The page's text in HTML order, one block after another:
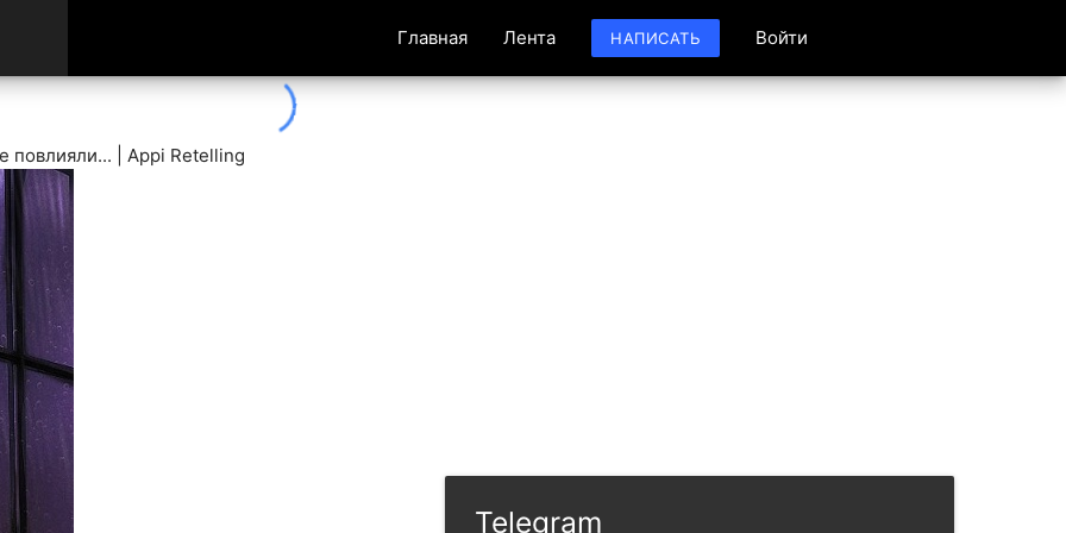
Главная Лента НАПИСАТЬ Войти
повлияли... | Appi Retelling
Telegram